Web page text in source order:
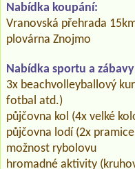
Nabídka koupání:
Vranovská přehrada
plovárna Znojmo
Nabídka sportu a
3x beachvolleyballový
fotbal atd.)
půjčovna kol (4x velké
půjčovna lodí (2x
možnost rybolovu
hromadné aktivity